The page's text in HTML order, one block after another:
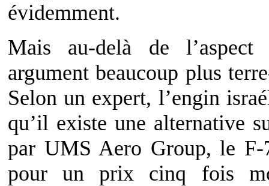
évidemment.
Mais au-delà de
argument beaucoup plus
Selon un expert, l’engin
qu’il existe une alternative
par UMS Aero Group, le
pour un prix cinq fois